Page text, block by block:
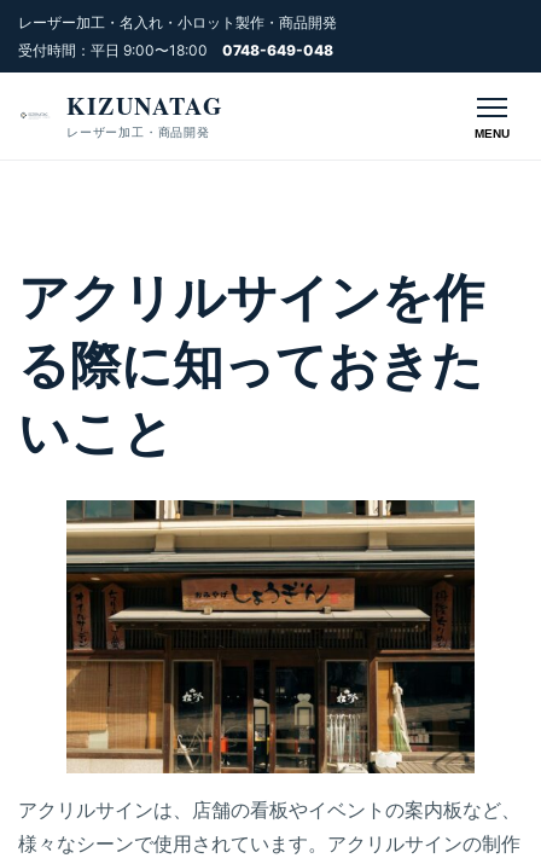
レーザー加工・名入れ・小ロット製作・商品開発
受付時間：平日 9:00〜18:00 0748-649-048
KIZUNATAG
レーザー加工・商品開発 MENU
アクリルサインを作
る際に知っておきた
いこと
アクリルサインは、店舗の看板やイベントの案内板など、
様々なシーンで使用されています。アクリルサインの制作